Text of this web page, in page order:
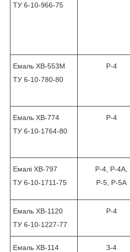
ТУ 6-10-966-75
Емаль ХВ-553М
ТУ 6-10-780-80
Р-4
Емаль ХВ-774
ТУ 6-10-1764-80
Р-4
Емалі ХВ-797
ТУ 6-10-1711-75
Р-4, Р-4А,
Р-5, Р-5А
Емаль ХВ-1120
ТУ 6-10-1227-77
Р-4
Емаль ХВ-114
З-4